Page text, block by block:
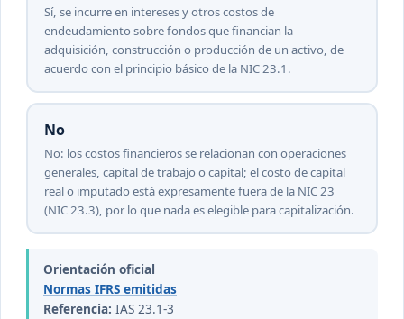
Sí, se incurre en intereses y otros costos de
endeudamiento sobre fondos que financian la
adquisición, construcción o producción de un activo, de
acuerdo con el principio básico de la NIC 23.1.
No
No: los costos financieros se relacionan con operaciones
generales, capital de trabajo o capital; el costo de capital
real o imputado está expresamente fuera de la NIC 23
(NIC 23.3), por lo que nada es elegible para capitalización.
Orientación oficial
Normas IFRS emitidas
Referencia: IAS 23.1-3